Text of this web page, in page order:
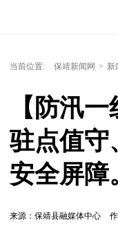
当前位置: 保靖新闻网 > 新
【防汛
驻点值守
安全屏障
来源：保靖县融媒体中心